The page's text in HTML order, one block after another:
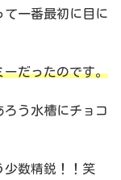
て一番最初に目に
ーだったのです。
う水槽にチョコ
少数精鋭！！笑